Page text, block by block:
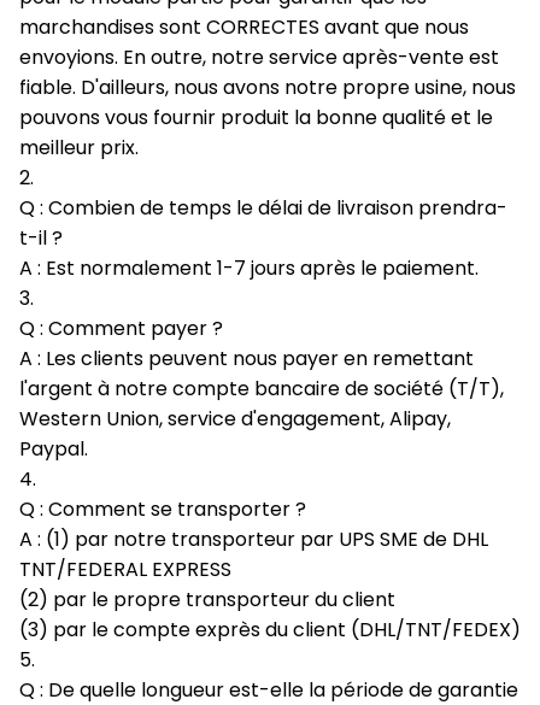
marchandises sont CORRECTES avant que nous
envoyions. En outre, notre service après-vente est
fiable. D'ailleurs, nous avons notre propre usine, nous
pouvons vous fournir produit la bonne qualité et le
meilleur prix.
2.
Q : Combien de temps le délai de livraison prendra-
t-il ?
A : Est normalement 1-7 jours après le paiement.
3.
Q : Comment payer ?
A : Les clients peuvent nous payer en remettant
l'argent à notre compte bancaire de société (T/T),
Western Union, service d'engagement, Alipay,
Paypal.
4.
Q : Comment se transporter ?
A : (1) par notre transporteur par UPS SME de DHL
TNT/FEDERAL EXPRESS
(2) par le propre transporteur du client
(3) par le compte exprès du client (DHL/TNT/FEDEX)
5.
Q : De quelle longueur est-elle la période de garantie